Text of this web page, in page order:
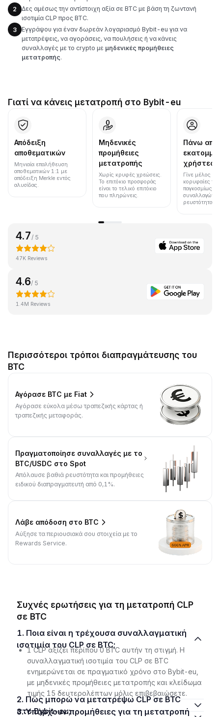
2
Δες αμέσως την αντίστοιχη αξία σε BTC με βάση τη ζωντανή
ισοτιμία CLP προς BTC.
3
Εγγράψου για έναν δωρεάν λογαριασμό Bybit-eu για να
μετατρέψεις, να αγοράσεις, να πουλήσεις ή να κάνεις
συναλλαγές με το crypto με μηδενικές προμήθειες
μετατροπής.
Γιατί να κάνεις μετατροπή στο Bybit-eu
Απόδειξη
αποθεματικών
Μηνιαία επαλήθευση
αποθεματικών 1:1 με
απόδειξη Merkle εντός
αλυσίδας.
Μηδενικές
προμήθειες
μετατροπής
Χωρίς κρυφές χρεώσεις.
Το επιτόκιο προσφοράς
είναι το τελικό επιτόκιο
που πληρώνεις.
Πάνω από
χρήστες
Γίνε μέλος
κορυφαίες
παγκοσμίως
συναλλαγών
ρευστότητα.
4.7 / 5
47K Reviews
4.6/ 5
1.4M Reviews
Περισσότεροι τρόποι διαπραγμάτευσης του
BTC
Αγόρασε BTC με Fiat
Αγόρασε εύκολα μέσω τραπεζικής κάρτας ή
τραπεζικής μεταφοράς.
Πραγματοποίησε συναλλαγές με το
BTC/USDC στο Spot
Απόλαυσε βαθιά ρευστότητα και προμήθειες
ειδικού διαπραγματευτή από 0,1%.
Λάβε απόδοση στο BTC
Αύξησε τα περιουσιακά σου στοιχεία με το
Rewards Service.
Συχνές ερωτήσεις για τη μετατροπή CLP
σε BTC
1. Ποια είναι η τρέχουσα συναλλαγματική
ισοτιμία του CLP σε BTC;
1 CLP αξίζει περίπου 0 BTC αυτήν τη στιγμή. Η
συναλλαγματική ισοτιμία του CLP σε BTC
ενημερώνεται σε πραγματικό χρόνο στο Bybit-eu,
με μηδενικές προμήθειες μετατροπής και κλείδωμα
τιμής 15 δευτερολέπτων μόλις επιβεβαιώσετε.
2. Πώς μπορώ να μετατρέψω CLP σε BTC
στο Bybit-eu;
3. Υπάρχουν προμήθειες για τη μετατροπή